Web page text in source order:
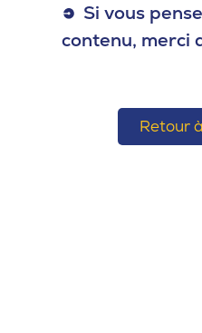
Si vous
contenu, merci
Retour